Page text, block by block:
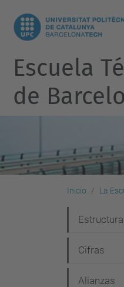
Escuela
de
Inicio La
a
v
Cifras
Alianzas